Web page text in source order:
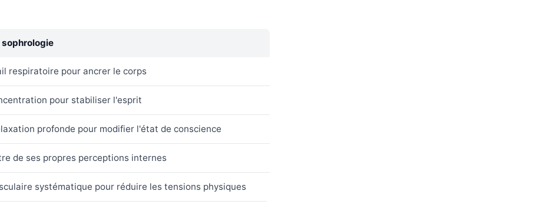
respiratoire pour ancrer le corps
pour stabiliser l'esprit
profonde pour modifier l'état de conscience
de ses propres perceptions internes
systématique pour réduire les tensions physiques